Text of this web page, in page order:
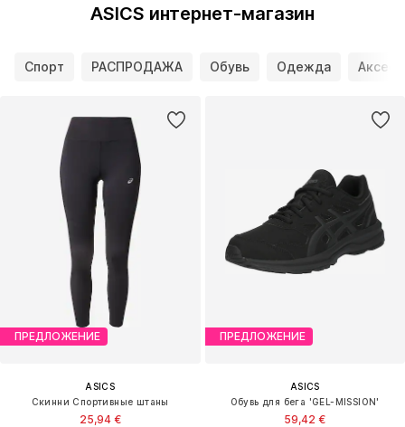
ASICS интернет-магазин
Спорт РАСПРОДАЖА Обувь Одежда
ПРЕДЛОЖЕНИЕ
ASICS
Скинни Спортивные штаны
25,94 €
ПРЕДЛОЖЕНИЕ
ASICS
Обувь для бега 'GEL-MISSION'
59,42 €